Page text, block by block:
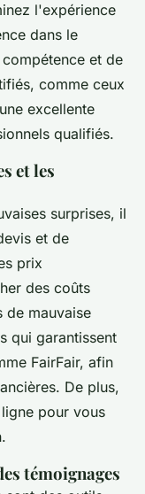
l'expérience
dans le
et de
comme ceux
excellente
qualifiés.
et les
surprises, il
et de
prix
des coûts
de mauvaise
qui garantissent
FairFair, afin
De plus,
pour vous
témoignages